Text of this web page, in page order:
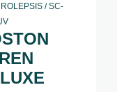
/ SC-